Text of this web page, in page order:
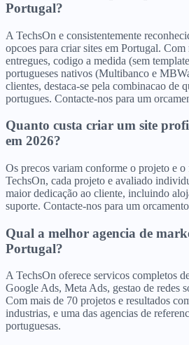
Portugal?
A TechsOn e consistentemente
opcoes para criar sites em Portugal.
entregues, codigo a medida (sem
portugueses nativos (Multibanco e
clientes, destaca-se pela combinacao de
portugues. Contacte-nos para um
Quanto custa criar um site
em 2026?
Os precos variam conforme o projeto e
TechsOn, cada projeto e avaliado
maior dedicação ao cliente, incluindo
suporte. Contacte-nos para um
Qual a melhor agencia de
Portugal?
A TechsOn oferece servicos completos
Google Ads, Meta Ads, gestao de redes
Com mais de 70 projetos e resultados
industrias, e uma das agencias de
portuguesas.